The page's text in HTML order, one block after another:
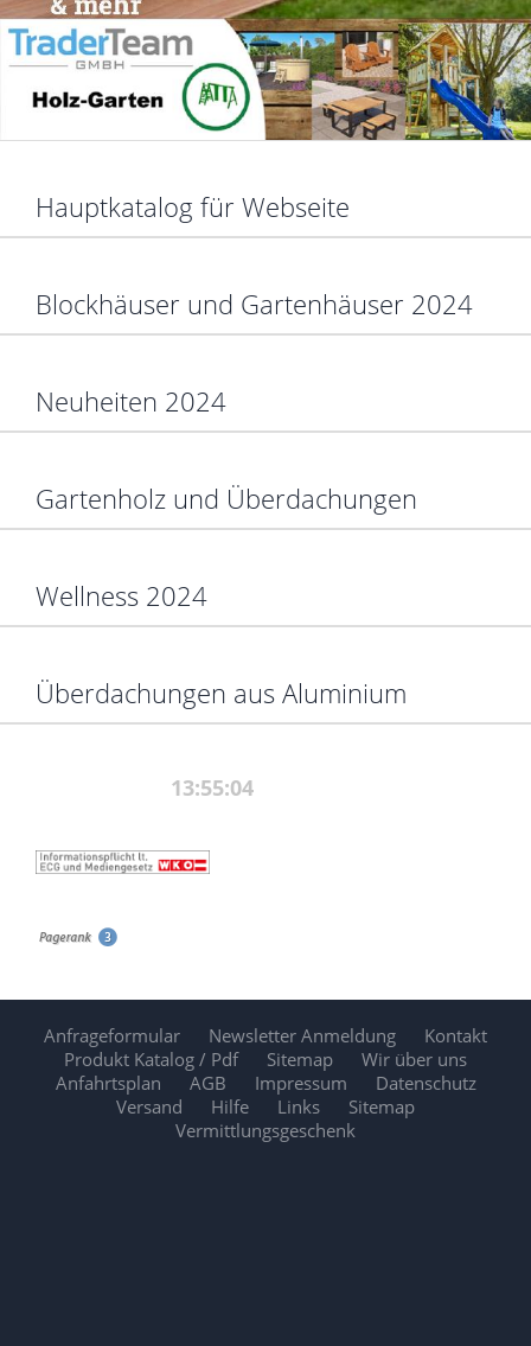
Hauptkatalog für Webseite
Blockhäuser und Gartenhäuser 2024
Neuheiten 2024
Gartenholz und Überdachungen
Wellness 2024
Überdachungen aus Aluminium
Anfrageformular Newsletter Anmeldung
Kontakt
Produkt Katalog / Pdf
Sitemap
Wir über uns
Anfahrtsplan
AGB Impressum
Datenschutz
Versand
Hilfe Links
Sitemap
Vermittlungsgeschenk